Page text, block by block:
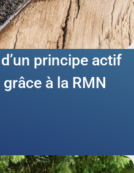
principe actif
à la RMN